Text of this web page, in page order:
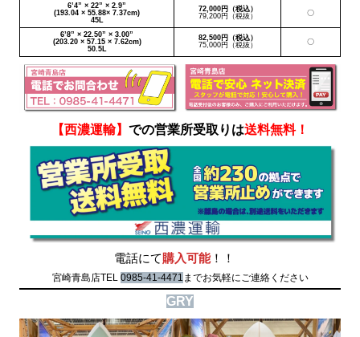
6’4” × 22” × 2.9”
(193.04 × 55.88× 7.37cm)
45L
72,000円（税込）
79,200円（税抜）
〇
6’8” × 22.50” × 3.00”
(203.20 × 57.15 × 7.62cm)
50.5L
82,500円（税込）
75,000円（税抜）
〇
【西濃運輸】 での営業所受取りは送料無料！
電話にて 購入可能！！
宮崎青島店TEL 0985-41-4471 までお気軽にご連絡ください
GRY